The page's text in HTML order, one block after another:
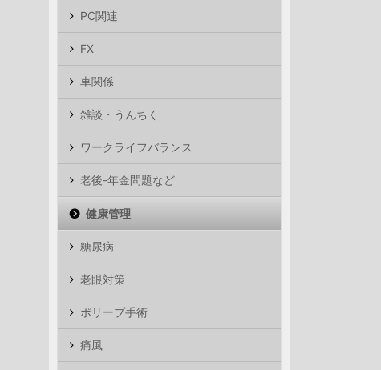
PC関連
FX
車関係
雑談・うんちく
ワークライフバランス
老後-年金問題など
健康管理
糖尿病
老眼対策
ポリープ手術
痛風